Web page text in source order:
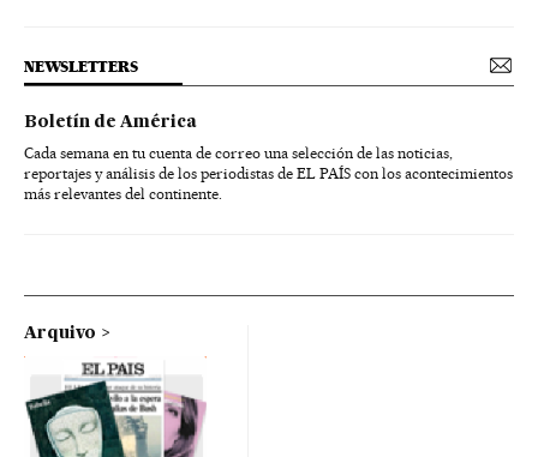
NEWSLETTERS
Boletín de América
Cada semana en tu cuenta de correo una selección de las noticias,
reportajes y análisis de los periodistas de EL PAÍS con los acontecimientos
más relevantes del continente.
Arquivo